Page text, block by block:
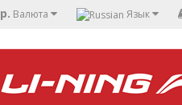
р. Валюта Язык